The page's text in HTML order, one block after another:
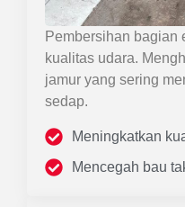
Pembersihan bagian
kualitas udara.
jamur yang sering
sedap.
Meningkatkan
Mencegah bau